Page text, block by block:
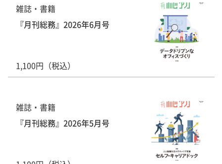
雑誌・書籍
『月刊総務』2026年6月号
1,100円（税込）
雑誌・書籍
『月刊総務』2026年5月号